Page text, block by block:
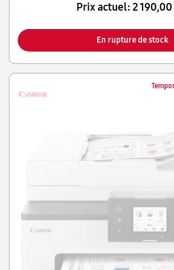
Prix actuel: 2 190,00
En rupture de stock